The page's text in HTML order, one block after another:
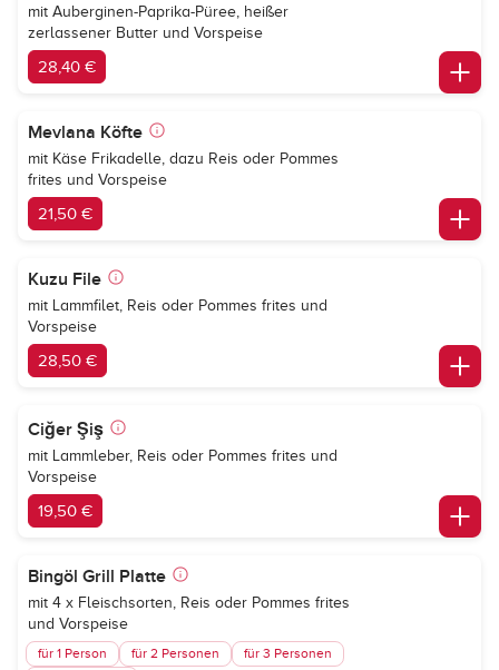
mit Auberginen-Paprika-Püree, heißer
zerlassener Butter und Vorspeise
28,40 €
Mevlana Köfte
mit Käse Frikadelle, dazu Reis oder Pommes
frites und Vorspeise
21,50 €
Kuzu File
mit Lammfilet, Reis oder Pommes frites und
Vorspeise
28,50 €
Ciğer Şiş
mit Lammleber, Reis oder Pommes frites und
Vorspeise
19,50 €
Bingöl Grill Platte
mit 4 x Fleischsorten, Reis oder Pommes frites
und Vorspeise
für 1 Person für 2 Personen
für 3 Personen